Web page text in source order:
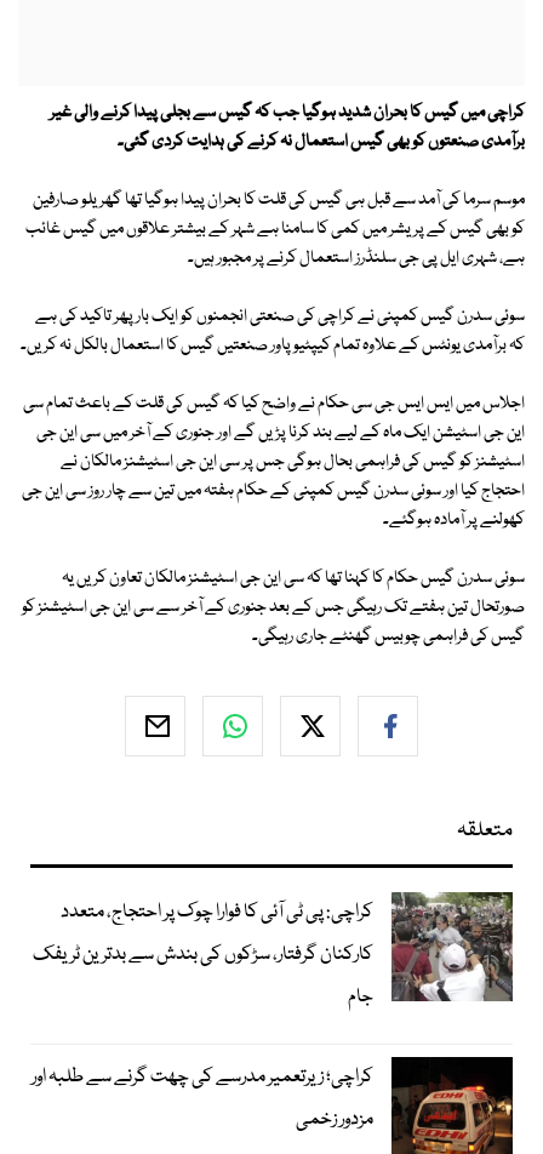
کراچی میں گیس کا بحران شدید ہوگیا جب کہ گیس سے بجلی پیدا کرنے والی غیر
برآمدی صنعتوں کو بھی گیس استعمال نہ کرنے کی ہدایت کردی گئی۔
موسم سرما کی آمد سے قبل ہی گیس کی قلت کا بحران پیدا ہوگیا تھا گھریلو صارفین
کو بھی گیس کے پریشر میں کمی کا سامنا ہے شہر کے بیشتر علاقوں میں گیس غائب
ہے، شہری ایل پی جی سلنڈرز استعمال کرنے پر مجبور ہیں۔
سوئی سدرن گیس کمپنی نے کراچی کی صنعتی انجمنوں کو ایک بار پھر تاکید کی ہے
کہ برآمدی یونٹس کے علاوہ تمام کیپٹیو پاور صنعتیں گیس کا استعمال بالکل نہ کریں۔
اجلاس میں ایس ایس جی سی حکام نے واضح کیا کہ گیس کی قلت کے باعث تمام سی
این جی اسٹیشن ایک ماہ کے لیے بند کرنا پڑیں گے اور جنوری کے آخر میں سی این جی
اسٹیشنز کو گیس کی فراہمی بحال ہوگی جس پر سی این جی اسٹیشنز مالکان نے
احتجاج کیا اور سوئی سدرن گیس کمپنی کے حکام ہفتہ میں تین سے چار روز سی این جی
کھولنے پر آمادہ ہوگئے۔
سوئی سدرن گیس حکام کا کہنا تھا کہ سی این جی اسٹیشنز مالکان تعاون کریں یہ
صورتحال تین ہفتے تک رہیگی جس کے بعد جنوری کے آخر سے سی این جی اسٹیشنز کو
گیس کی فراہمی چوبیس گھنٹے جاری رہیگی۔
متعلقہ
کراچی: پی ٹی آئی کا فوارا چوک پر احتجاج، متعدد
کارکنان گرفتار، سڑکوں کی بندش سے بدترین ٹریفک
جام
کراچی؛ زیرتعمیر مدرسے کی چھت گرنے سے طلبہ اور
مزدور زخمی